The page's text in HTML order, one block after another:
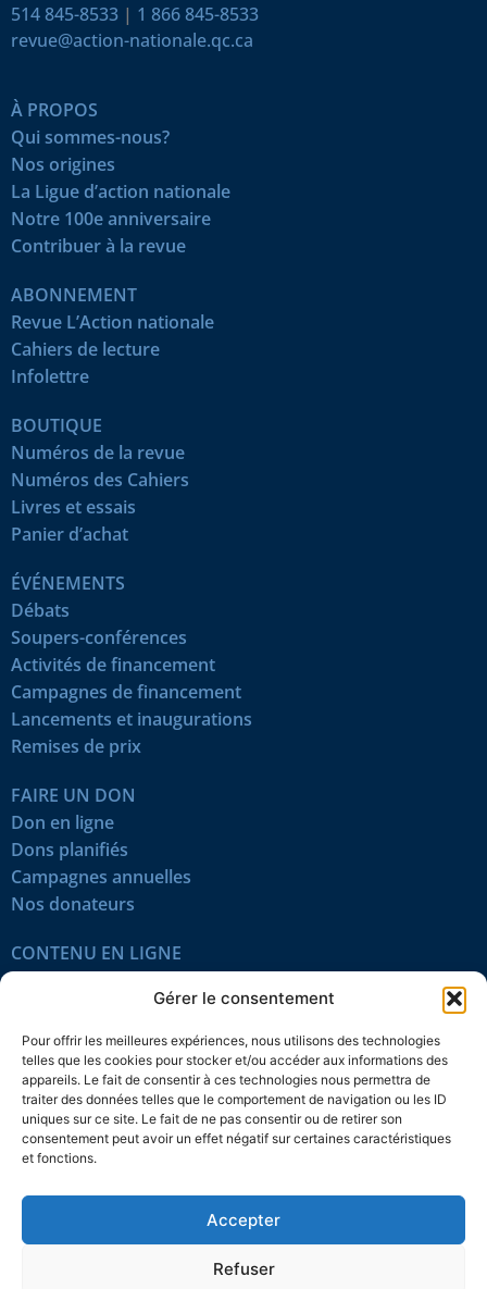
Gérer le consentement
Pour offrir les meilleures expériences, nous utilisons des technologies
telles que les cookies pour stocker et/ou accéder aux informations des
appareils. Le fait de consentir à ces technologies nous permettra de
traiter des données telles que le comportement de navigation ou les ID
uniques sur ce site. Le fait de ne pas consentir ou de retirer son
consentement peut avoir un effet négatif sur certaines caractéristiques
et fonctions.
Accepter
Refuser
514 845-8533 | 1 866 845-8533
revue@action-nationale.qc.ca
À PROPOS
Qui sommes-nous?
Nos origines
La Ligue d’action nationale
Notre 100e anniversaire
Contribuer à la revue
ABONNEMENT
Revue L’Action nationale
Cahiers de lecture
Infolettre
BOUTIQUE
Numéros de la revue
Numéros des Cahiers
Livres et essais
Panier d’achat
ÉVÉNEMENTS
Débats
Soupers-conférences
Activités de financement
Campagnes de financement
Lancements et inaugurations
Remises de prix
FAIRE UN DON
Don en ligne
Dons planifiés
Campagnes annuelles
Nos donateurs
CONTENU EN LIGNE
Tous les articles
Œuvres du mois
En vidéo
SUIVEZ-NOUS
Mentions légales